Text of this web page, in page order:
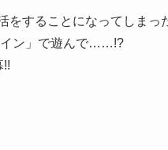
をすることになってしまっ
イン」で遊んで……!?
!!